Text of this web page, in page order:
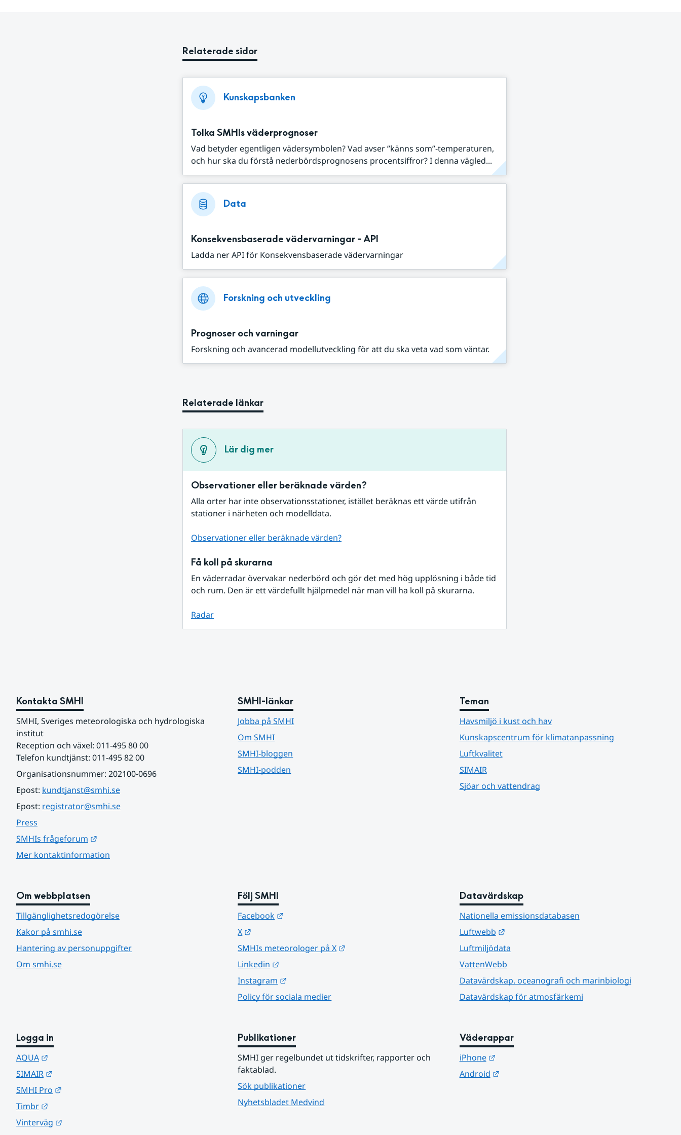
Relaterade sidor
Kunskapsbanken
Tolka SMHIs väderprognoser
Vad betyder egentligen vädersymbolen? Vad avser ”känns som”-temperaturen,
och hur ska du förstå nederbördsprognosens procentsiffror? I denna vägled...
Data
Konsekvensbaserade vädervarningar - API
Ladda ner API för Konsekvensbaserade vädervarningar
Forskning och utveckling
Prognoser och varningar
Forskning och avancerad modellutveckling för att du ska veta vad som väntar.
Relaterade länkar
Lär dig mer
Observationer eller beräknade värden?
Alla orter har inte observationsstationer, istället beräknas ett värde utifrån
stationer i närheten och modelldata.
Observationer eller beräknade värden?
Få koll på skurarna
En väderradar övervakar nederbörd och gör det med hög upplösning i både tid
och rum. Den är ett värdefullt hjälpmedel när man vill ha koll på skurarna.
Radar
Kontakta SMHI
SMHI, Sveriges meteorologiska och hydrologiska
institut
Reception och växel: 011-495 80 00
Telefon kundtjänst: 011-495 82 00
Organisationsnummer: 202100-0696
Epost: kundtjanst@smhi.se
Epost: registrator@smhi.se
Press
SMHIs frågeforum
Mer kontaktinformation
SMHI-länkar
Jobba på SMHI
Om SMHI
SMHI-bloggen
SMHI-podden
Teman
Havsmiljö i kust och hav
Kunskapscentrum för klimatanpassning
Luftkvalitet
SIMAIR
Sjöar och vattendrag
Om webbplatsen
Tillgänglighetsredogörelse
Kakor på smhi.se
Hantering av personuppgifter
Om smhi.se
Följ SMHI
Facebook
X
SMHIs meteorologer på X
Linkedin
Instagram
Policy för sociala medier
Datavärdskap
Nationella emissionsdatabasen
Luftwebb
Länk till annan webbplats.
Luftmiljödata
VattenWebb
Datavärdskap, oceanografi och marinbiologi
Datavärdskap för atmosfärkemi
Logga in
AQUA
SIMAIR
SMHI Pro
Timbr
Vinterväg
Publikationer
SMHI ger regelbundet ut tidskrifter, rapporter och
faktablad.
Sök publikationer
Nyhetsbladet Medvind
Väderappar
iPhone
Länk till annan webbplats.
Android
Länk till annan webbplats.